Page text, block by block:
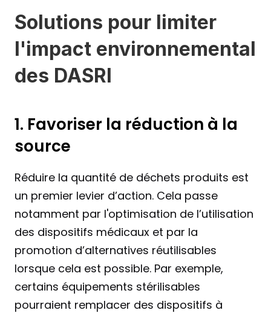
Solutions pour limiter
l'impact environnemental
des DASRI
1. Favoriser la réduction à la
source
Réduire la quantité de déchets produits est
un premier levier d’action. Cela passe
notamment par l'optimisation de l’utilisation
des dispositifs médicaux et par la
promotion d’alternatives réutilisables
lorsque cela est possible. Par exemple,
certains équipements stérilisables
pourraient remplacer des dispositifs à